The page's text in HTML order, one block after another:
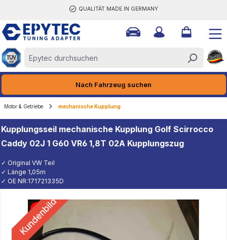
QUALITÄT MADE IN GERMANY
Nach Fahrzeug suchen
Motor & Getriebe mechanische Kupplung
Kupplungsseil mechanische Kupplung Golf Scirrocco
Caddy 02J 1 G60 VR6 1,8T 02A Kupplungszug
✓ Original VW Teil
✓ Länge 1,05m
✓ OE NR:171721335D
Kundenbild